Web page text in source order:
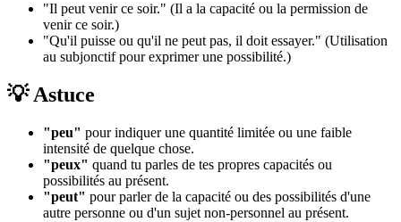
"Il peut venir ce soir." (Il a la capacité ou la permission de
venir ce soir.)
"Qu'il puisse ou qu'il ne peut pas, il doit essayer." (Utilisation
au subjonctif pour exprimer une possibilité.)
💡 Astuce
"peu" pour indiquer une quantité limitée ou une faible
intensité de quelque chose.
"peux" quand tu parles de tes propres capacités ou
possibilités au présent.
"peut" pour parler de la capacité ou des possibilités d'une
autre personne ou d'un sujet non-personnel au présent.